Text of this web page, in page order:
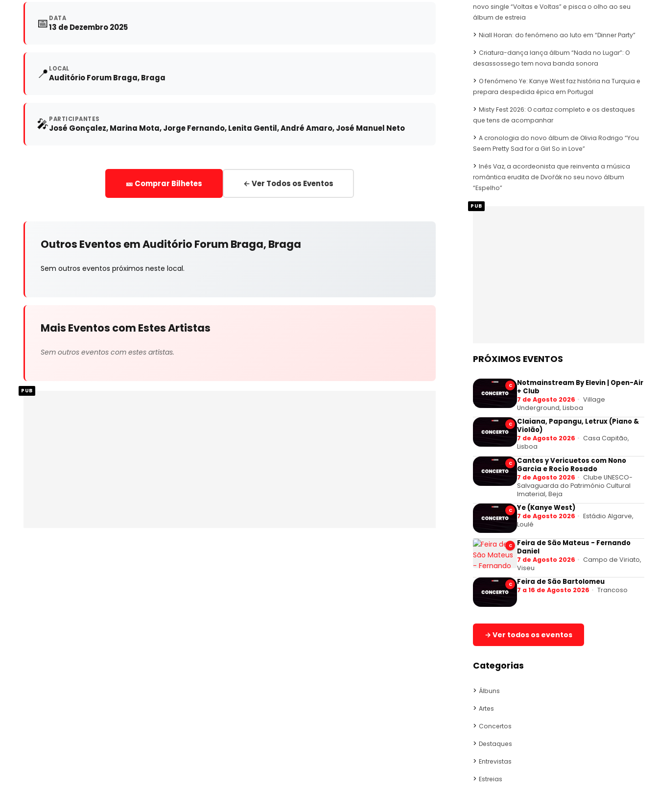
📅 DATA
13 de Dezembro 2025
📍 LOCAL
Auditório Forum Braga, Braga
🎤PARTICIPANTES
José Gonçalez, Marina Mota, Jorge Fernando, Lenita Gentil, André Amaro, José Manuel Neto
🎫 Comprar Bilhetes ← Ver Todos os Eventos
Outros Eventos em Auditório Forum Braga, Braga
Sem outros eventos próximos neste local.
Mais Eventos com Estes Artistas
Sem outros eventos com estes artistas.
PUB
novo single “Voltas e Voltas” e pisca o olho ao seu
álbum de estreia
Niall Horan: do fenómeno ao luto em “Dinner Party”
Criatura-dança lança álbum “Nada no Lugar”: O
desassossego tem nova banda sonora
O fenómeno Ye: Kanye West faz história na Turquia e
prepara despedida épica em Portugal
Misty Fest 2026: O cartaz completo e os destaques
que tens de acompanhar
A cronologia do novo álbum de Olivia Rodrigo “You
Seem Pretty Sad for a Girl So in Love”
Inês Vaz, a acordeonista que reinventa a música
romântica erudita de Dvořák no seu novo álbum
“Espelho”
PUB
PRÓXIMOS EVENTOS
C
Notmainstream By Elevin | Open-Air
+ Club
7 de Agosto 2026
Village
Underground, Lisboa
C
Claiana, Papangu, Letrux (Piano &
Violão)
7 de Agosto 2026
Casa Capitão,
Lisboa
C
Cantes y Vericuetos com Nono
Garcia e Rocío Rosado
7 de Agosto 2026
Clube UNESCO-
Salvaguarda do Património Cultural
Imaterial, Beja
C Ye (Kanye West)
7 de Agosto 2026
Estádio Algarve,
Loulé
C
Feira de São Mateus - Fernando
Daniel
7 de Agosto 2026
Campo de Viriato,
Viseu
C Feira de São Bartolomeu
7 a 16 de Agosto 2026 Trancoso
→ Ver todos os eventos
Categorias
Álbuns
Artes
Concertos
Destaques
Entrevistas
Estreias